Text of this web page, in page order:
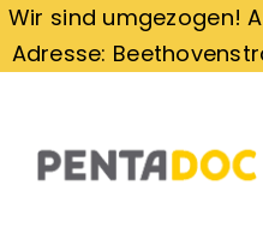
Zum
Inhalt
Wir sind umgezogen!
Adresse: